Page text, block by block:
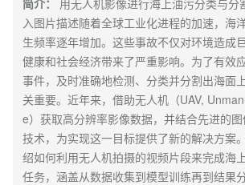
简介：
用无人机影像进行海上油污分类与分
入图片描述随着全球工业化进程的加速，海
生频率逐年增加。这些事故不仅对环境造成
健康和社会经济带来了严重影响。为了有效
事件，及时准确地检测、分类并分割出海面
关重要。近年来，借助无人机（UAV,
e）获取高分辨率影像数据，并结合先进的
技术，为实现这一目标提供了新的解决方案
绍如何利用无人机拍摄的视频片段来完成海
任务，涵盖从数据收集到模型训练再到结果